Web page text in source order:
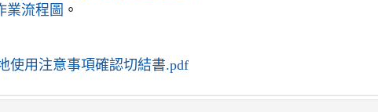
業流程圖 。
使用注意事項確認切結書.pdf